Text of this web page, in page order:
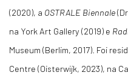
(2020), a OSTRALE Biennale
na York Art Gallery (2019) e
Museum (Berlim, 2017). Foi
Centre (Oisterwijk, 2023), na